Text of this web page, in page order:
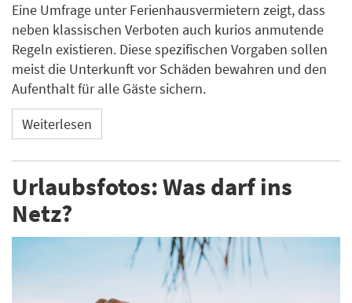
Eine Umfrage unter Ferienhausvermietern zeigt, dass
neben klassischen Verboten auch kurios anmutende
Regeln existieren. Diese spezifischen Vorgaben sollen
meist die Unterkunft vor Schäden bewahren und den
Aufenthalt für alle Gäste sichern.
Weiterlesen
Urlaubsfotos: Was darf ins
Netz?